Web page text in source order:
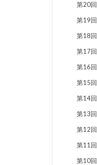
第20回
第19回
第18回
第17回
第16回
第15回
第14回
第13回
第12回
第11回
第10回